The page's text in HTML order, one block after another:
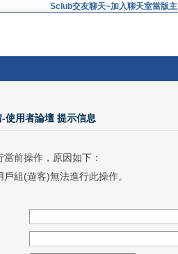
Sclub交友聊天~加入聊天室當版主
使用者論壇 提示信息
當前操作，原因如下：
戶組(遊客)無法進行此操作。